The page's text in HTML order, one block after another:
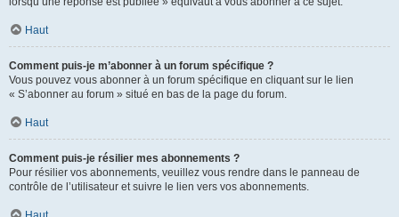
Haut
Comment puis-je m’abonner à un forum spécifique ?
Vous pouvez vous abonner à un forum spécifique en cliquant sur le lien
« S’abonner au forum » situé en bas de la page du forum.
Haut
Comment puis-je résilier mes abonnements ?
Pour résilier vos abonnements, veuillez vous rendre dans le panneau de
contrôle de l’utilisateur et suivre le lien vers vos abonnements.